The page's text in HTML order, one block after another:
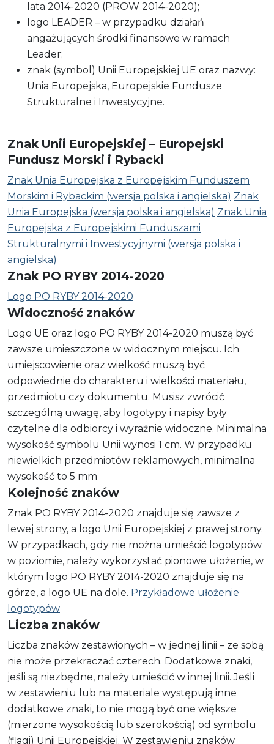
lata 2014-2020 (PROW 2014-2020);
logo LEADER – w przypadku działań
angażujących środki finansowe w ramach
Leader;
znak (symbol) Unii Europejskiej UE oraz nazwy:
Unia Europejska, Europejskie Fundusze
Strukturalne i Inwestycyjne.
Znak Unii Europejskiej – Europejski
Fundusz Morski i Rybacki
Znak Unia Europejska z Europejskim Funduszem
Morskim i Rybackim (wersja polska i angielska) Znak
Unia Europejska (wersja polska i angielska) Znak Unia
Europejska z Europejskimi Funduszami
Strukturalnymi i Inwestycyjnymi (wersja polska i
angielska)
Znak PO RYBY 2014-2020
Logo PO RYBY 2014-2020
Widoczność znaków
Logo UE oraz logo PO RYBY 2014-2020 muszą być
zawsze umieszczone w widocznym miejscu. Ich
umiejscowienie oraz wielkość muszą być
odpowiednie do charakteru i wielkości materiału,
przedmiotu czy dokumentu. Musisz zwrócić
szczególną uwagę, aby logotypy i napisy były
czytelne dla odbiorcy i wyraźnie widoczne. Minimalna
wysokość symbolu Unii wynosi 1 cm. W przypadku
niewielkich przedmiotów reklamowych, minimalna
wysokość to 5 mm
Kolejność znaków
Znak PO RYBY 2014-2020 znajduje się zawsze z
lewej strony, a logo Unii Europejskiej z prawej strony.
W przypadkach, gdy nie można umieścić logotypów
w poziomie, należy wykorzystać pionowe ułożenie, w
którym logo PO RYBY 2014-2020 znajduje się na
górze, a logo UE na dole. Przykładowe ułożenie
logotypów
Liczba znaków
Liczba znaków zestawionych – w jednej linii – ze sobą
nie może przekraczać czterech. Dodatkowe znaki,
jeśli są niezbędne, należy umieścić w innej linii. Jeśli
w zestawieniu lub na materiale występują inne
dodatkowe znaki, to nie mogą być one większe
(mierzone wysokością lub szerokością) od symbolu
(flagi) Unii Europejskiej. W zestawieniu znaków